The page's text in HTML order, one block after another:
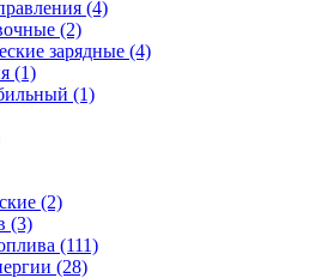
(4)
(2)
зарядные (4)
(1)
(1)
(2)
(3)
(111)
(28)